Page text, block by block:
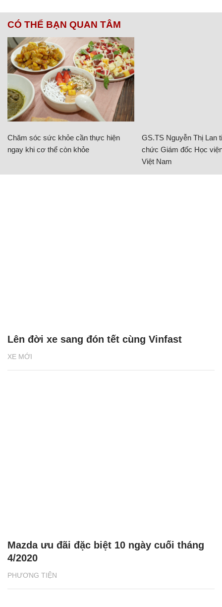
CÓ THỂ BẠN QUAN TÂM
Chăm sóc sức khỏe cần thực hiện
ngay khi cơ thể còn khỏe
GS.TS Nguyễn Thị Lan
chức Giám đốc Học
Việt Nam
XE MỚI
Lên đời xe sang đón tết cùng Vinfast
PHƯƠNG TIỆN
Mazda ưu đãi đặc biệt 10 ngày cuối tháng
4/2020